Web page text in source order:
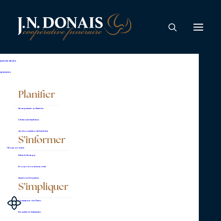
AVIS DE DÉCÈS
SERVICES
Planifier
Arrangements préalables
Cérémonies funéraires
Jardin commémoratif extérieur
S’informer
En cas de décès
Décès à l’étranger
Groupe de soutien au deuil
Questions fréquentes
S’impliquer
Commander des fleurs
Nouvelles et événements
22 octobre 2025, est décédé, entouré des
siens, à l’âge de 91 ans, monsieur Roger
Guilbault, époux de madame Dolorès Gouin,
fils de feu Wildor Guilbault et de feu Aline
La famille accueillera parents et amis en